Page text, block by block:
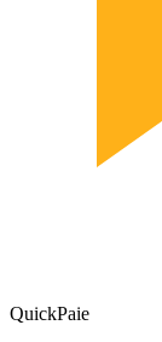
QuickPaie